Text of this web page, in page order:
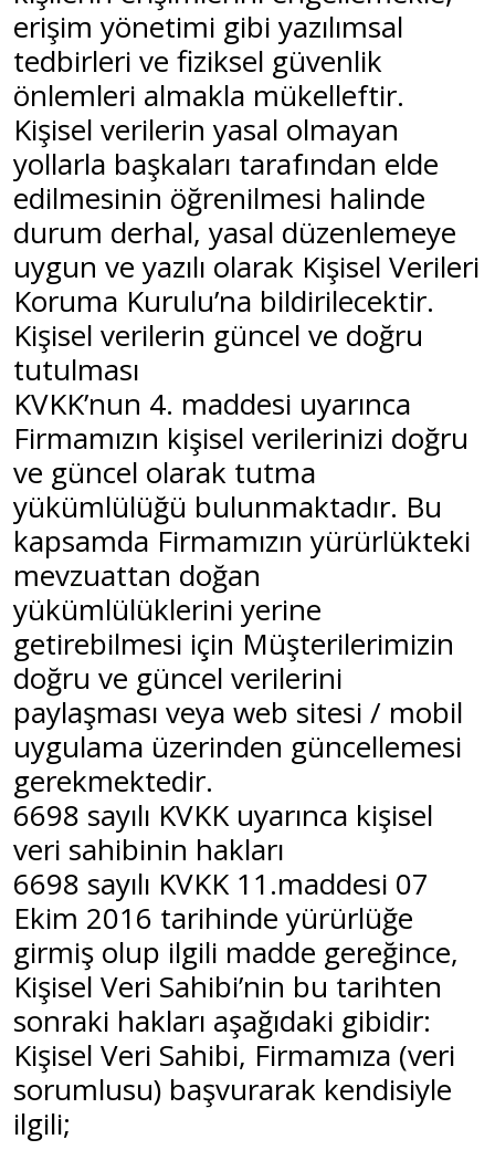
erişim yönetimi gibi yazılımsal
tedbirleri ve fiziksel güvenlik
önlemleri almakla mükelleftir.
Kişisel verilerin yasal olmayan
yollarla başkaları tarafından elde
edilmesinin öğrenilmesi halinde
durum derhal, yasal düzenlemeye
uygun ve yazılı olarak Kişisel Verileri
Koruma Kurulu’na bildirilecektir.
Kişisel verilerin güncel ve doğru
tutulması
KVKK’nun 4. maddesi uyarınca
Firmamızın kişisel verilerinizi doğru
ve güncel olarak tutma
yükümlülüğü bulunmaktadır. Bu
kapsamda Firmamızın yürürlükteki
mevzuattan doğan
yükümlülüklerini yerine
getirebilmesi için Müşterilerimizin
doğru ve güncel verilerini
paylaşması veya web sitesi / mobil
uygulama üzerinden güncellemesi
gerekmektedir.
6698 sayılı KVKK uyarınca kişisel
veri sahibinin hakları
6698 sayılı KVKK 11.maddesi 07
Ekim 2016 tarihinde yürürlüğe
girmiş olup ilgili madde gereğince,
Kişisel Veri Sahibi’nin bu tarihten
sonraki hakları aşağıdaki gibidir:
Kişisel Veri Sahibi, Firmamıza (veri
sorumlusu) başvurarak kendisiyle
ilgili;